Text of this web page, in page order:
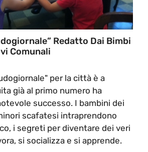
Redatto Dai Bimbi
Comunali
per la città è a
già al primo numero ha
successo. I bambini dei
scafatesi intraprendono
i segreti per diventare dei veri
si socializza e si apprende.